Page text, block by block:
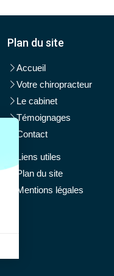
Plan du site
Accueil
Votre chiropracteur
Le cabinet
Témoignages
Contact
Liens utiles
Plan du site
Mentions légales